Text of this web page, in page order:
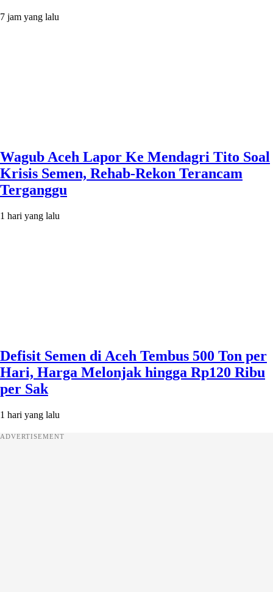
7 jam yang lalu
Wagub Aceh Lapor Ke Mendagri Tito Soal
Krisis Semen, Rehab-Rekon Terancam
Terganggu
1 hari yang lalu
Defisit Semen di Aceh Tembus 500 Ton per
Hari, Harga Melonjak hingga Rp120 Ribu
per Sak
1 hari yang lalu
ADVERTISEMENT